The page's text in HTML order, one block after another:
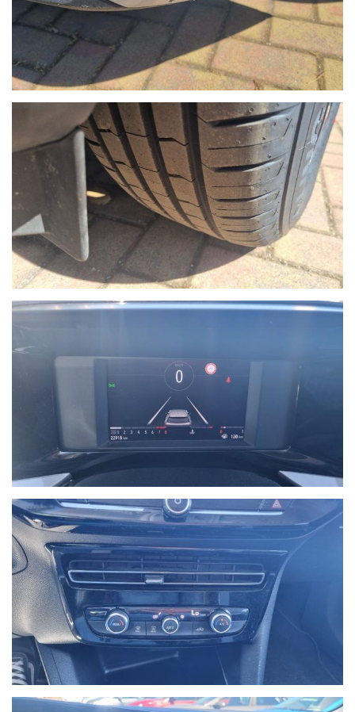
prima valutazione indicativa migliroabile di persona.
- Il Gruppo Autoquadrifoglio è concessionaria ufficiale Opel per
la vendita di autoveicoli e veicoli industriali dal 1978. Nel 2000
ha ampliato la gamma di servizi per i clienti con una moderna
autofficina meccanica.
Nel 2004 comincia l’avventura “Outlet dell’auto”, per la
commercializzazione di veicoli d’occasione garantiti di tutte le
Nel 2015 diventa nuova e unica concessionaria per la provincia
di Savona del brand Hyundai, aprendo una nuova sede in via
Braja 48r a Savona.
Oggi Autoquadrifoglio è anche concessionaria ufficiale per la
provincia di Savona dei brand Peugeot e Citroen, con sede in Via
Nizza 18 a Savona.
- Le immagini possono differire dalla vettura reale in stock
oggetto dell'offerta.